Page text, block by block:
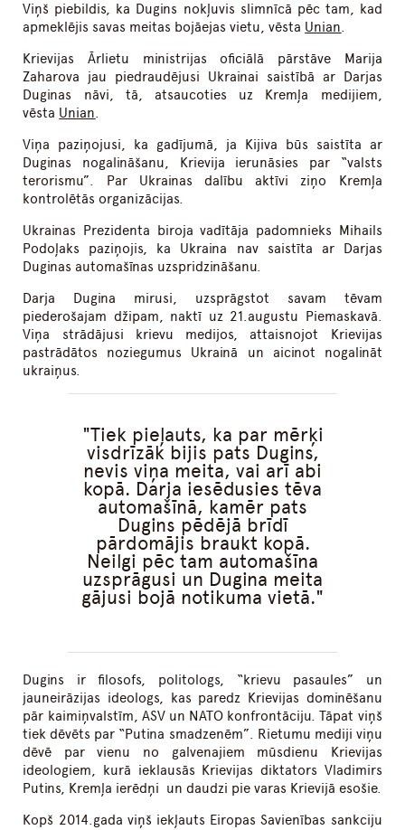
Viņš piebildis, ka Dugins nokļuvis slimnīcā pēc tam, kad
apmeklējis savas meitas bojāejas vietu, vēsta Unian.
Krievijas Ārlietu ministrijas oficiālā pārstāve Marija
Zaharova jau piedraudējusi Ukrainai saistībā ar Darjas
Duginas nāvi, tā, atsaucoties uz Kremļa medijiem,
vēsta Unian.
Viņa paziņojusi, ka gadījumā, ja Kijiva būs saistīta ar
Duginas nogalināšanu, Krievija ierunāsies par “valsts
terorismu”. Par Ukrainas dalību aktīvi ziņo Kremļa
kontrolētās organizācijas.
Ukrainas Prezidenta biroja vadītāja padomnieks Mihails
Podoļaks paziņojis, ka Ukraina nav saistīta ar Darjas
Duginas automašīnas uzspridzināšanu.
Darja Dugina mirusi, uzsprāgstot savam tēvam
piederošajam džipam, naktī uz 21.augustu Piemaskavā.
Viņa strādājusi krievu medijos, attaisnojot Krievijas
pastrādātos noziegumus Ukrainā un aicinot nogalināt
ukraiņus.
Tiek pieļauts, ka par mērķi
visdrīzāk bijis pats Dugins,
nevis viņa meita, vai arī abi
kopā. Darja iesēdusies tēva
automašīnā, kamēr pats
Dugins pēdējā brīdī
pārdomājis braukt kopā.
Neilgi pēc tam automašīna
uzsprāgusi un Dugina meita
gājusi bojā notikuma vietā.
Dugins ir filosofs, politologs, “krievu pasaules” un
jauneirāzijas ideologs, kas paredz Krievijas dominēšanu
pār kaimiņvalstīm, ASV un NATO konfrontāciju. Tāpat viņš
tiek dēvēts par “Putina smadzenēm”. Rietumu mediji viņu
dēvē par vienu no galvenajiem mūsdienu Krievijas
ideologiem, kurā ieklausās Krievijas diktators Vladimirs
Putins, Kremļa ierēdņi un daudzi pie varas Krievijā esošie.
Kopš 2014.gada viņš iekļauts Eiropas Savienības sankciju